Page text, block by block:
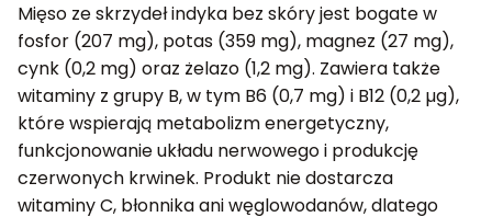
Mięso ze skrzydeł indyka bez skóry jest bogate w
fosfor (207 mg), potas (359 mg), magnez (27 mg),
cynk (0,2 mg) oraz żelazo (1,2 mg). Zawiera także
witaminy z grupy B, w tym B6 (0,7 mg) i B12 (0,2 µg),
które wspierają metabolizm energetyczny,
funkcjonowanie układu nerwowego i produkcję
czerwonych krwinek. Produkt nie dostarcza
witaminy C, błonnika ani węglowodanów, dlatego